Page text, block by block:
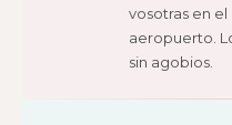
vosotras en
aeropuerto.
sin agobios.